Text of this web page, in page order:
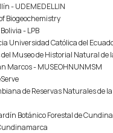
- UDEMEDELLIN
Biogeochemistry
- LPB
Universidad Católica del
Museo de Historial Natural de
Marcos - MUSEOHNUNMSM
de Reservas Naturales de
Botánico Forestal de